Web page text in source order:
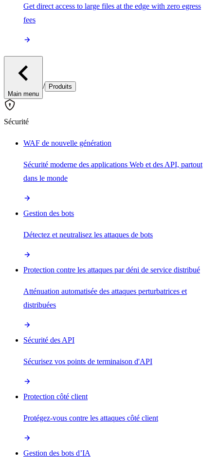
Get direct access to large files at the edge with zero egress
fees
Main menu
/ Produits
Sécurité
WAF de nouvelle génération
Sécurité moderne des applications Web et des API, partout
dans le monde
Gestion des bots
Détectez et neutralisez les attaques de bots
Protection contre les attaques par déni de service distribué
Atténuation automatisée des attaques perturbatrices et
distribuées
Sécurité des API
Sécurisez vos points de terminaison d'API
Protection côté client
Protégez-vous contre les attaques côté client
Gestion des bots d’IA